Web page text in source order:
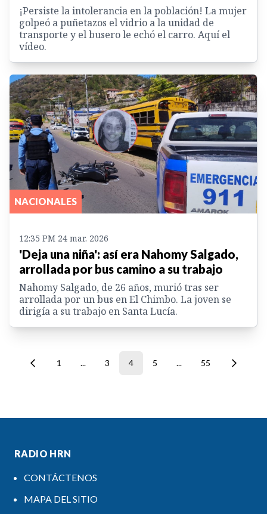
¡Persiste la intolerancia en la población! La mujer
golpeó a puñetazos el vidrio a la unidad de
transporte y el busero le echó el carro. Aquí el
vídeo.
NACIONALES
12:35 PM 24 mar. 2026
'Deja una niña': así era Nahomy Salgado,
arrollada por bus camino a su trabajo
Nahomy Salgado, de 26 años, murió tras ser
arrollada por un bus en El Chimbo. La joven se
dirigía a su trabajo en Santa Lucía.
1 ... 3 4 5 ... 55
RADIO HRN
CONTÁCTENOS
MAPA DEL SITIO